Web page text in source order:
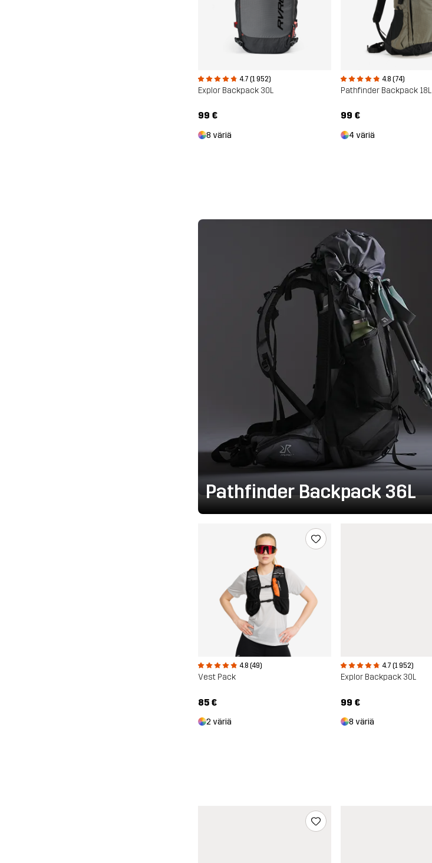
4.7 (1 952)
Explor Backpack 30L
99 €
8 väriä
4.8 (74)
Pathfinder Backpack 18L
99 €
4 väriä
Pathfinder Backpack 36L
4.8 (49)
Vest Pack
85 €
2 väriä
4.7 (1 952)
Explor Backpack 30L
99 €
8 väriä